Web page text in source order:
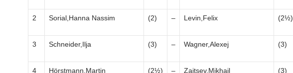
2 Sorial,Hanna Nassim (2) – Levin,Felix (2½)
3 Schneider,Ilja (3) – Wagner,Alexej (3)
4 Hörstmann,Martin (2½) – Zaitsev,Mikhail (3)